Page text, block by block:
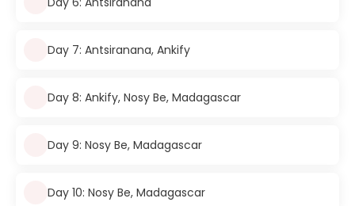
Day 7: Antsiranana, Ankify
Day 8: Ankify, Nosy Be, Madagascar
Day 9: Nosy Be, Madagascar
Day 10: Nosy Be, Madagascar